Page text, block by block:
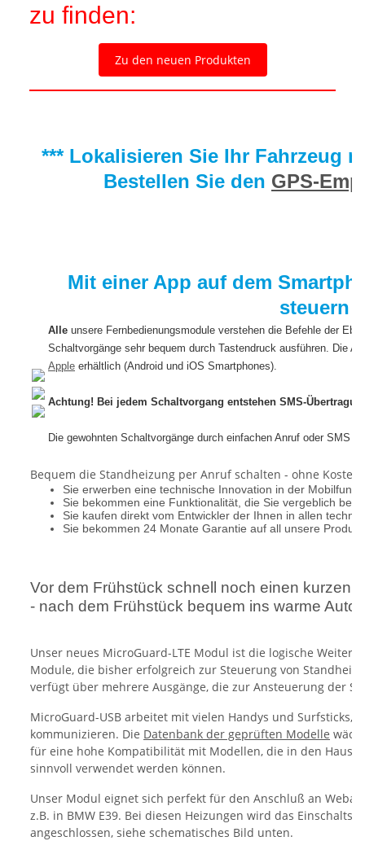
zu finden:
Zu den neuen Produkten
*** Lokalisieren Sie Ihr Fahrzeug
Bestellen Sie den GPS-
Mit einer App auf dem
steuern
Alle unsere Fernbedienungsmodule verstehen die Befehle der
Schaltvorgänge sehr bequem durch Tastendruck ausführen. Die
Apple erhältlich (Android und iOS Smartphones).
Achtung! Bei jedem Schaltvorgang entstehen SMS-
Die gewohnten Schaltvorgänge durch einfachen Anruf oder SMS
Bequem die Standheizung per Anruf schalten - ohne Kosten.
Sie erwerben eine technische Innovation in der
Sie bekommen eine Funktionalität, die Sie vergeblich bei
Sie kaufen direkt vom Entwickler der Ihnen in allen
Sie bekommen 24 Monate Garantie auf all unsere
Vor dem Frühstück schnell noch einen kurzen
- nach dem Frühstück bequem ins warme Auto
Unser neues MicroGuard-LTE Modul ist die logische
Module, die bisher erfolgreich zur Steuerung von
verfügt über mehrere Ausgänge, die zur Ansteuerung der
MicroGuard-USB arbeitet mit vielen Handys und Surfsticks,
kommunizieren. Die Datenbank der geprüften Modelle
für eine hohe Kompatibilität mit Modellen, die in den
sinnvoll verwendet werden können.
Unser Modul eignet sich perfekt für den Anschluß an
z.B. in BMW E39. Bei diesen Heizungen wird das
angeschlossen, siehe schematisches Bild unten.